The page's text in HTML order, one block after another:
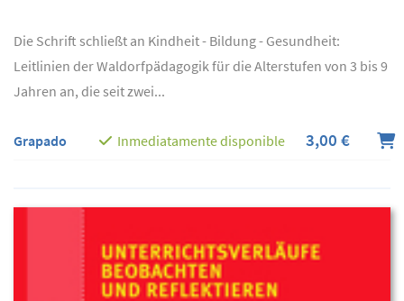
Die Schrift schließt an Kindheit - Bildung - Gesundheit:
Leitlinien der Waldorfpädagogik für die Alterstufen von 3 bis 9
Jahren an, die seit zwei...
Grapado Inmediatamente disponible 3,00 €